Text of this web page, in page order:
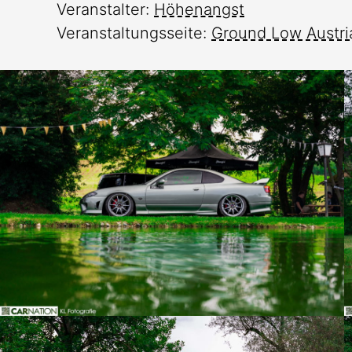
Veranstalter: Höhenangst
Veranstaltungsseite: Ground Low